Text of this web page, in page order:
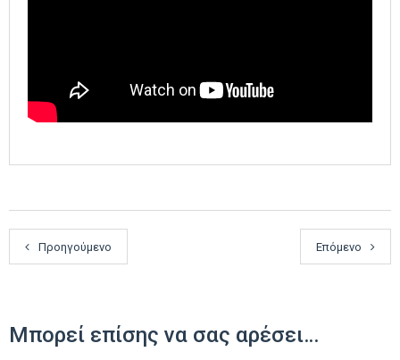
Προηγούμενο Επόμενο
Μπορεί επίσης να σας αρέσει…